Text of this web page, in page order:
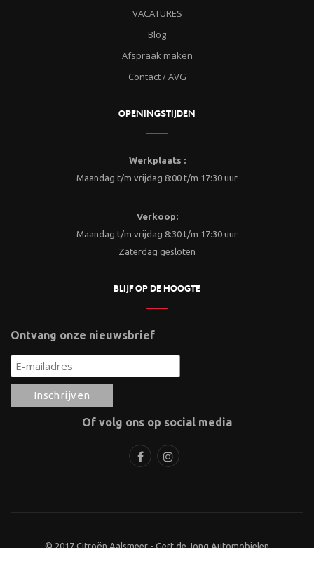
VACATURES
Blog
Afspraak maken
Contact / AVG
OPENINGSTIJDEN
Werkplaats :
Maandag t/m vrijdag 8:00 t/m 17:30 uur
Verkoop:
Maandag t/m vrijdag 8:30 t/m 17:30 uur
Zaterdag gesloten
BLIJF OP DE HOOGTE
Ontvang onze nieuwsbrief
Of volg ons op social media
© 2017 Citroën Aalsmeer - Gert de Jong Automobielen